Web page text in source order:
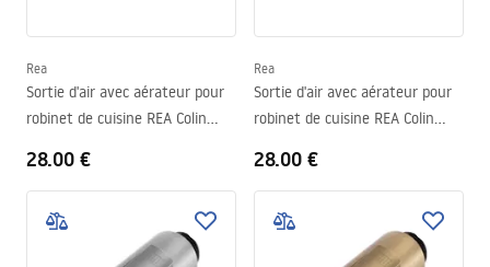
Rea
Sortie d'air avec aérateur pour
robinet de cuisine REA Colin
28.00 €
Rea
Sortie d'air avec aérateur pour
robinet de cuisine REA Colin
28.00 €